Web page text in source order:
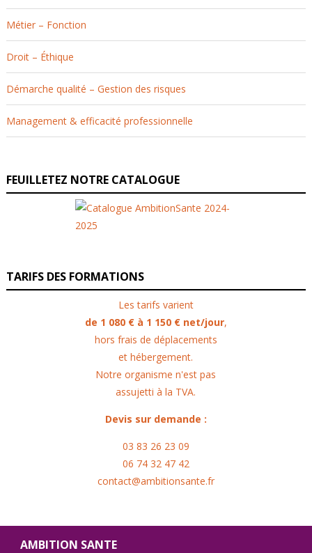
Métier – Fonction
Droit – Éthique
Démarche qualité – Gestion des risques
Management & efficacité professionnelle
FEUILLETEZ NOTRE CATALOGUE
TARIFS DES FORMATIONS
Les tarifs varient
de 1 080 € à 1 150 € net/jour,
hors frais de déplacements
et hébergement.
Notre organisme n'est pas
assujetti à la TVA.
Devis sur demande :
03 83 26 23 09
06 74 32 47 42
contact@ambitionsante.fr
AMBITION SANTE